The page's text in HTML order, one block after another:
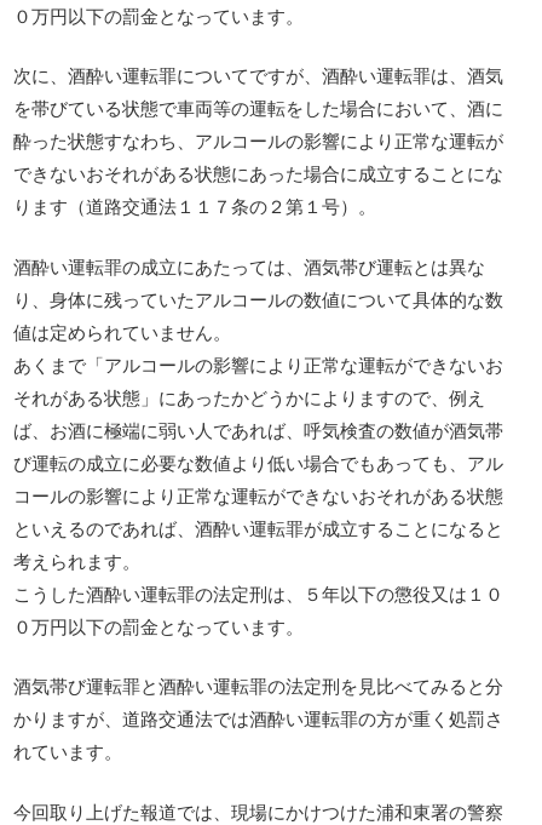
０万円以下の罰金となっています。
次に、酒酔い運転罪についてですが、酒酔い運転罪は、酒気
を帯びている状態で車両等の運転をした場合において、酒に
酔った状態すなわち、アルコールの影響により正常な運転が
できないおそれがある状態にあった場合に成立することにな
ります（道路交通法１１７条の２第１号）。
酒酔い運転罪の成立にあたっては、酒気帯び運転とは異な
り、身体に残っていたアルコールの数値について具体的な数
値は定められていません。
あくまで「アルコールの影響により正常な運転ができないお
それがある状態」にあったかどうかによりますので、例え
ば、お酒に極端に弱い人であれば、呼気検査の数値が酒気帯
び運転の成立に必要な数値より低い場合でもあっても、アル
コールの影響により正常な運転ができないおそれがある状態
といえるのであれば、酒酔い運転罪が成立することになると
考えられます。
こうした酒酔い運転罪の法定刑は、５年以下の懲役又は１０
０万円以下の罰金となっています。
酒気帯び運転罪と酒酔い運転罪の法定刑を見比べてみると分
かりますが、道路交通法では酒酔い運転罪の方が重く処罰さ
れています。
今回取り上げた報道では、現場にかけつけた浦和東署の警察